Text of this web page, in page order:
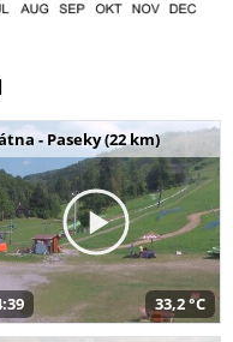
- Paseky (22 km)
33,2 °C